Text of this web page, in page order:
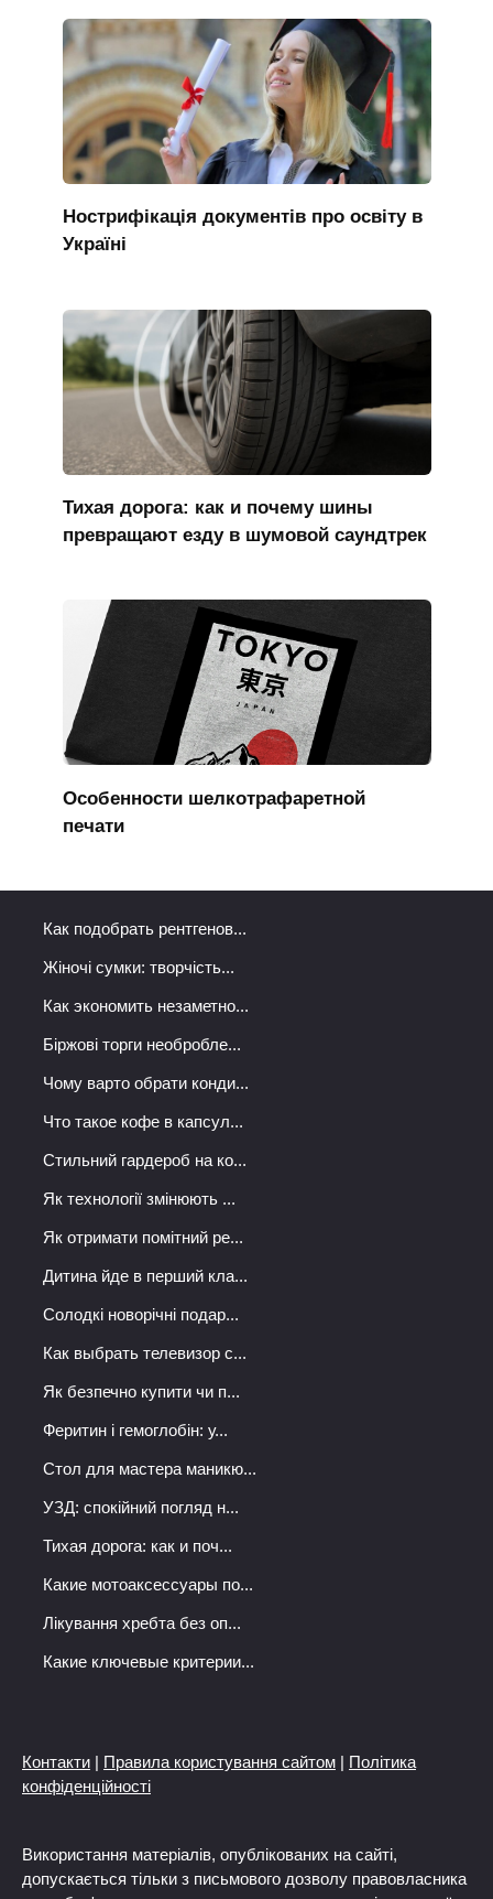
Нострифікація документів про освіту в
Україні
Тихая дорога: как и почему шины
превращают езду в шумовой саундтрек
Особенности шелкотрафаретной
печати
Как подобрать рентгенов...
Жіночі сумки: творчість...
Как экономить незаметно...
Біржові торги необробле...
Чому варто обрати конди...
Что такое кофе в капсул...
Стильний гардероб на ко...
Як технології змінюють ...
Як отримати помітний ре...
Дитина йде в перший кла...
Солодкі новорічні подар...
Как выбрать телевизор с...
Як безпечно купити чи п...
Феритин і гемоглобін: у...
Стол для мастера маникю...
УЗД: спокійний погляд н...
Тихая дорога: как и поч...
Какие мотоаксессуары по...
Лікування хребта без оп...
Какие ключевые критерии...
Контакти | Правила користування сайтом | Політика
конфіденційності
Використання матеріалів, опублікованих на сайті,
допускається тільки з письмового дозволу правовласника